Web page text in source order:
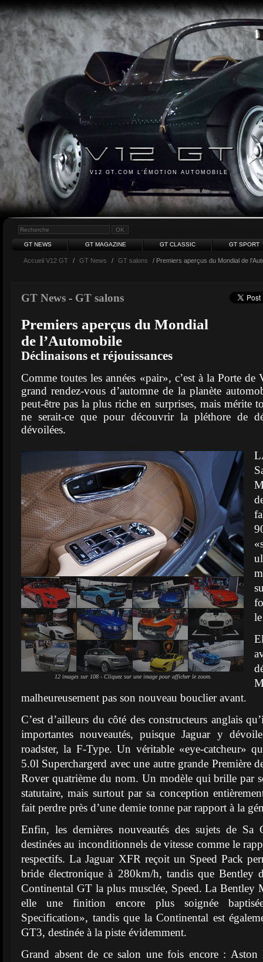
V12 GT.COM L'ÉMOTION AUTOMOBILE
GT NEWS GT MAGAZINE GT CLASSIC GT SPORT
Accueil V12 GT / GT News / GT salons / Premiers aperçus du Mondial de
GT News - GT salons
Premiers aperçus du Mondial
de l’Automobile
Déclinaisons et réjouissances
Comme toutes les années «pair», c’est à la Porte de
grand rendez-vous d’automne de la planète
peut-être pas la plus riche en surprises, mais mérite
ne serait-ce que pour découvrir la pléthore de
dévoilées.
12 images sur 108 - Cliquez sur une image pour afficher le zoom.
malheureusement pas son nouveau bouclier avant.
C’est d’ailleurs du côté des constructeurs anglais
importantes nouveautés, puisque Jaguar y
roadster, la F-Type. Un véritable «eye-catcheur»
5.0l Superchargerd avec une autre grande Première
Rover quatrième du nom. Un modèle qui brille par
statutaire, mais surtout par sa conception
fait perdre près d’une demie tonne par rapport à la
Enfin, les dernières nouveautés des sujets de Sa
destinées au inconditionnels de vitesse comme le
respectifs. La Jaguar XFR reçoit un Speed Pack
bride électronique à 280km/h, tandis que Bentley
Continental GT la plus musclée, Speed. La Bentley
elle une finition encore plus soignée
Specification», tandis que la Continental est
GT3, destinée à la piste évidemment.
Grand absent de ce salon une fois encore :